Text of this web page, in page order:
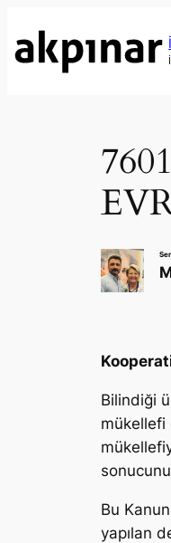
geç
Bilindiği
mükellefi
Bu
yapılan